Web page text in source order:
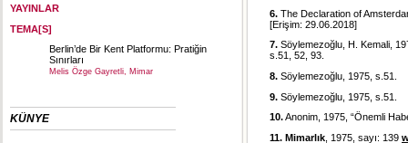
YAYINLAR
TEMA[S]
Berlin’de Bir Kent Platformu: Pratiğin
Sınırları
Melis Özge Gayretli, Mimar
KÜNYE
6. The Declaration of
[Erişim: 29.06.2018]
7. Söylemezoğlu, H. Kemali,
s.51, 52, 93.
8. Söylemezoğlu, 1975, s.51.
9. Söylemezoğlu, 1975, s.51.
10.Anonim, 1975, “Önemli
11. Mimarlık , 1975, sayı: 139